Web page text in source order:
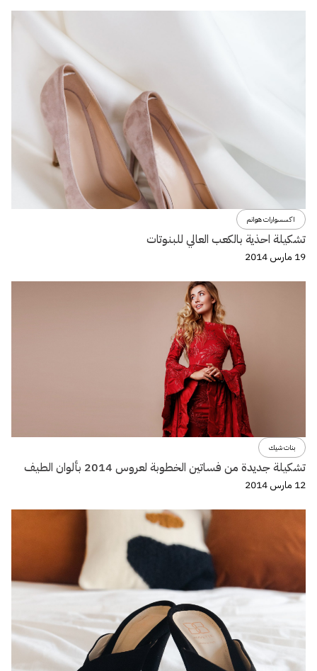
اكسسوارات هوانم
تشكيلة احذية بالكعب العالي للبنوتات
19 مارس 2014
بنات شيك
تشكيلة جديدة من فساتين الخطوبة لعروس 2014 بألوان الطيف
12 مارس 2014